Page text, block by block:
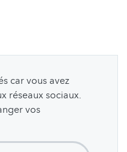
car vous avez
réseaux sociaux.
vos